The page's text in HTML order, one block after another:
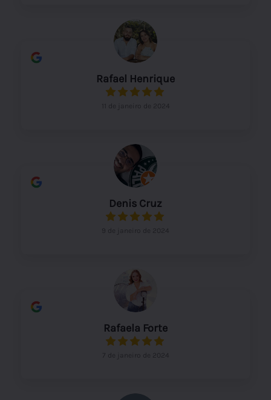
passeios e ter a devolução do valor de volta sem
burocracias.
Rafael Henrique
11 de janeiro de 2024
Denis Cruz
9 de janeiro de 2024
Rafaela Forte
7 de janeiro de 2024